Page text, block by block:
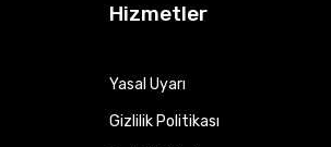
Hizmetler
Yasal Uyarı
Gizlilik Politikası